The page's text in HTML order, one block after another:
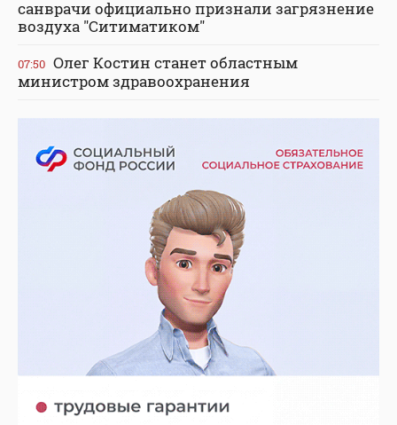
санврачи официально признали загрязнение
воздуха "Ситиматиком"
07:50 Олег Костин станет областным
министром здравоохранения